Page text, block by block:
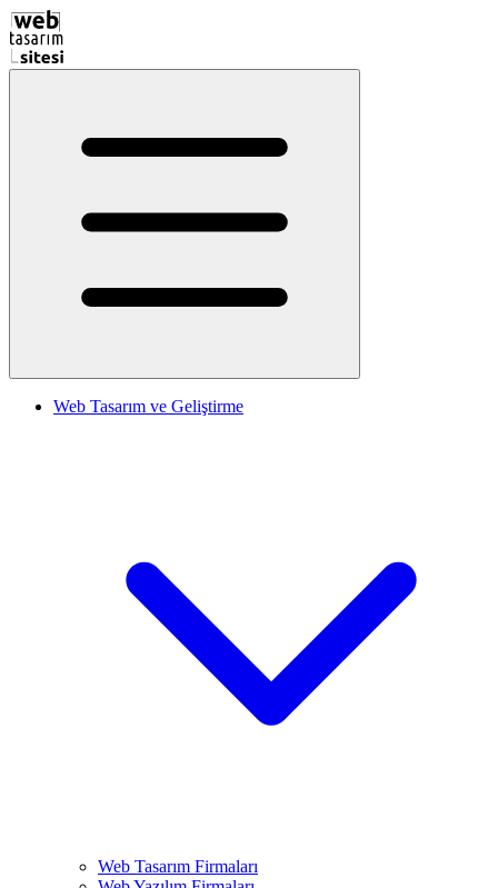
Web Tasarım ve Geliştirme
Web Tasarım Firmaları